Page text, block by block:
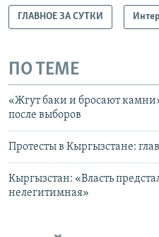
ГЛАВНОЕ ЗА СУТКИ
ПО ТЕМЕ
«Жгут баки и бросают
после выборов
Протесты в Кыргызстане:
Кыргызстан: «Власть
нелегитимная»